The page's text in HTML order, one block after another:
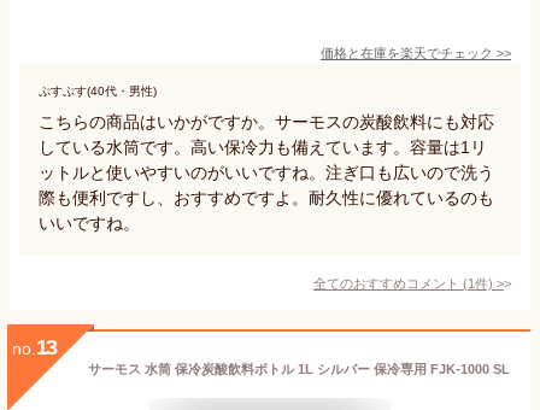
価格と在庫を楽天でチェック >>
ぷすぷす(40代・男性)
こちらの商品はいかがですか。サーモスの炭酸飲料にも対応
している水筒です。高い保冷力も備えています。容量は1リ
ットルと使いやすいのがいいですね。注ぎ口も広いので洗う
際も便利ですし、おすすめですよ。耐久性に優れているのも
いいですね。
全てのおすすめコメント (1件) >
no. 13
サーモス 水筒 保冷炭酸飲料ボトル 1L シルバー 保冷専用 FJK-1000 SL